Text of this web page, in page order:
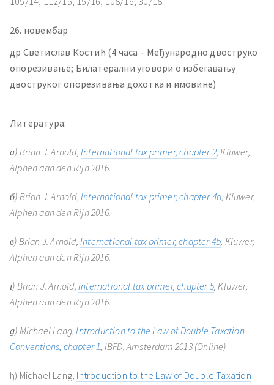
26. новембар
др Светислав Костић (4 часа – Међународно двоструко
опорезивање; Билатерални уговори о избегавању
двоструког опорезивања дохотка и имовине)
Литература:
а) Brian J. Arnold, International tax primer, chapter 2, Kluwer,
Alphen aan den Rijn 2016.
б) Brian J. Arnold, International tax primer, chapter 4a, Kluwer,
Alphen aan den Rijn 2016.
в) Brian J. Arnold, International tax primer, chapter 4b, Kluwer,
Alphen aan den Rijn 2016.
г) Brian J. Arnold, International tax primer, chapter 5, Kluwer,
Alphen aan den Rijn 2016.
д) Michael Lang, Introduction to the Law of Double Taxation
Conventions, chapter 1, IBFD, Amsterdam 2013 (Online)
ђ) Michael Lang, Introduction to the Law of Double Taxation